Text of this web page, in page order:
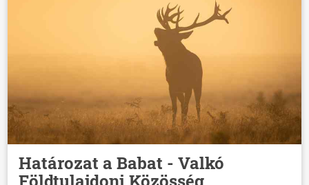
Határozat a Babat - Valkó